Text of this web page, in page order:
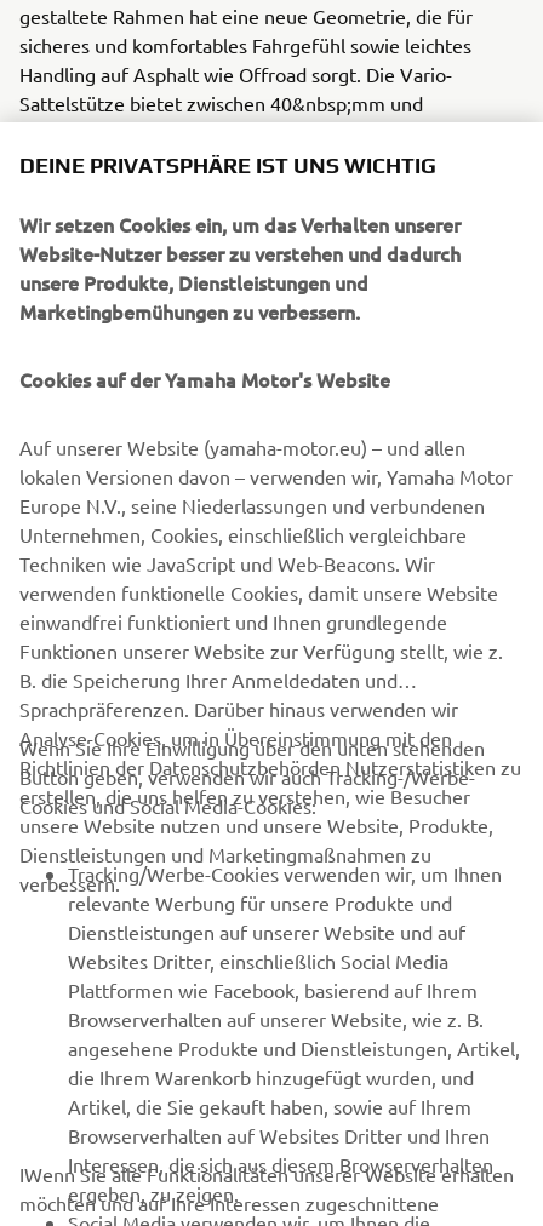
gestaltete Rahmen hat eine neue Geometrie, die für
sicheres und komfortables Fahrgefühl sowie leichtes
Handling auf Asphalt wie Offroad sorgt. Die Vario-
Sattelstütze bietet zwischen 40&nbsp;mm und
dem Trail. *&nbsp;40&nbsp;mm bei kleinem Rahmen,
ENTDECKEN
UNTERNEHMEN
B2B
MEHR YAMAHA
SUPPORT
NEWSLETTER
Erfahre als Erster von den neuesten Angeboten,
Sonderveranstaltungen, Neuerscheinungen und vielem mehr.
DEINE PRIVATSPHÄRE IST UNS WICHTIG
Wir setzen Cookies ein, um das Verhalten unserer
Website-Nutzer besser zu verstehen und dadurch
unsere Produkte, Dienstleistungen und
Marketingbemühungen zu verbessern.
Cookies auf der Yamaha Motor's Website
Auf unserer Website (yamaha-motor.eu) – und allen
lokalen Versionen davon – verwenden wir, Yamaha Motor
Europe N.V., seine Niederlassungen und verbundenen
Unternehmen, Cookies, einschließlich vergleichbare
Techniken wie JavaScript und Web-Beacons. Wir
verwenden funktionelle Cookies, damit unsere Website
einwandfrei funktioniert und Ihnen grundlegende
Funktionen unserer Website zur Verfügung stellt, wie z.
B. die Speicherung Ihrer Anmeldedaten und
Sprachpräferenzen. Darüber hinaus verwenden wir
Analyse-Cookies, um in Übereinstimmung mit den
Richtlinien der Datenschutzbehörden Nutzerstatistiken zu
erstellen, die uns helfen zu verstehen, wie Besucher
unsere Website nutzen und unsere Website, Produkte,
Dienstleistungen und Marketingmaßnahmen zu
verbessern.
Wenn Sie Ihre Einwilligung über den unten stehenden
Button geben, verwenden wir auch Tracking-/Werbe-
Cookies und Social Media-Cookies:
Tracking/Werbe-Cookies verwenden wir, um Ihnen
relevante Werbung für unsere Produkte und
Dienstleistungen auf unserer Website und auf
Websites Dritter, einschließlich Social Media
Plattformen wie Facebook, basierend auf Ihrem
Browserverhalten auf unserer Website, wie z. B.
angesehene Produkte und Dienstleistungen, Artikel,
die Ihrem Warenkorb hinzugefügt wurden, und
Artikel, die Sie gekauft haben, sowie auf Ihrem
Browserverhalten auf Websites Dritter und Ihren
Interessen, die sich aus diesem Browserverhalten
ergeben, zu zeigen.
IWenn Sie alle Funktionalitäten unserer Website erhalten
möchten und auf Ihre Interessen zugeschnittene